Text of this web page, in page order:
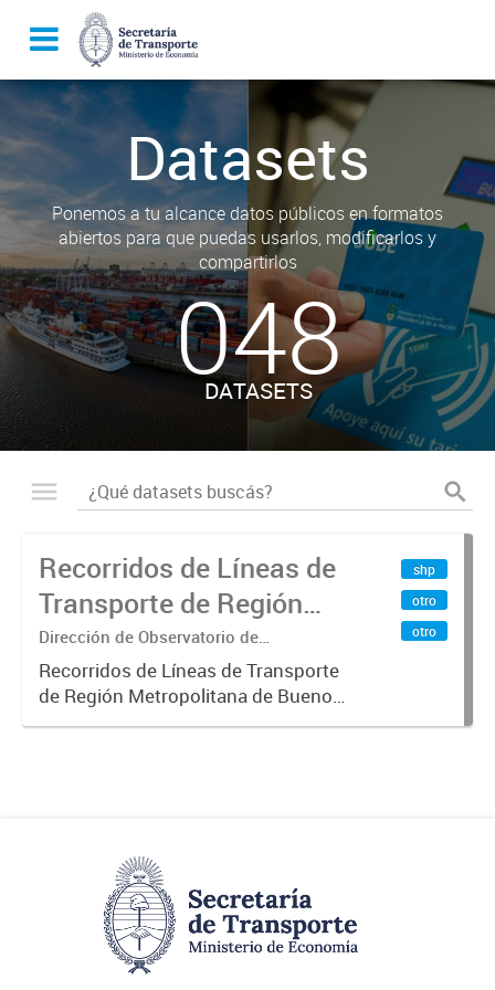
Datasets
Ponemos a tu alcance datos públicos en formatos
abiertos para que puedas usarlos, modificarlos y
compartirlos
048
DATASETS
Recorridos de Líneas de
Transporte de Región
Metropolitana de
Buenos Aires (RMBA)
Dirección de Observatorio de
Transporte, Estudio y Sistemas
Recorridos de Líneas de Transporte
de Región Metropolitana de Buenos
Aires (RMBA).-
shp
otro
otro